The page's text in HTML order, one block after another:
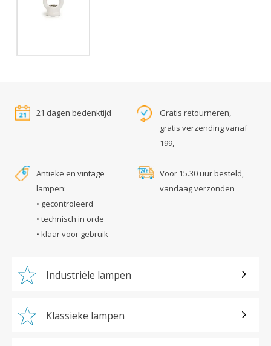
21 dagen bedenktijd
Gratis retourneren,
gratis verzending vanaf
199,-
Antieke en vintage
lampen:
• gecontroleerd
• technisch in orde
• klaar voor gebruik
Voor 15.30 uur besteld,
vandaag verzonden
Industriële lampen
Klassieke lampen